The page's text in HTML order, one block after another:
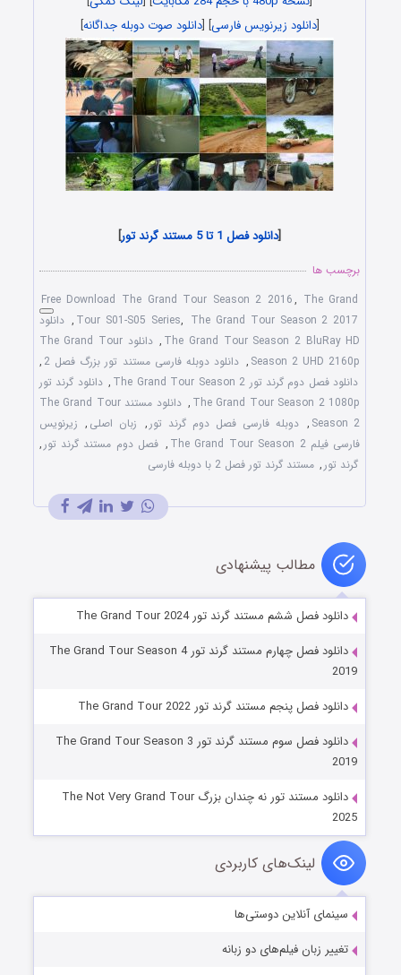
[دانلود زیرنویس فارسی] [دانلود صوت دوبله جداگانه]
[دانلود فصل 1 تا 5 مستند گرند تور ]
برچسب ها
Free Download The Grand Tour Season 2 2016, The Grand
Tour S01-S05 Series, The Grand Tour Season 2 2017
, دانلود
The Grand Tour Season 2 BluRay HD
,
دانلود The Grand Tour
Season 2 UHD 2160p
, دانلود دوبله فارسی مستند تور بزرگ فصل 2 ,
دانلود فصل دوم گرند تور The Grand Tour Season 2
, دانلود گرند تور
The Grand Tour Season 2 1080p
,
دانلود مستند The Grand Tour
Season 2
, دوبله فارسی فصل دوم گرند تور , زبان اصلی , زیرنویس
فارسی فیلم The Grand Tour Season 2
, فصل دوم مستند گرند تور ,
گرند تور , مستند گرند تور فصل 2 با دوبله فارسی
مطالب پیشنهادی
دانلود فصل ششم مستند گرند تور The Grand Tour 2024
دانلود فصل چهارم مستند گرند تور The Grand Tour Season 4
2019
دانلود فصل پنجم مستند گرند تور The Grand Tour 2022
دانلود فصل سوم مستند گرند تور The Grand Tour Season 3
2019
دانلود مستند تور نه چندان بزرگ The Not Very Grand Tour
2025
لینک‌های کاربردی
سینمای آنلاین دوستی‌ها
تغییر زبان فیلم‌های دو زبانه